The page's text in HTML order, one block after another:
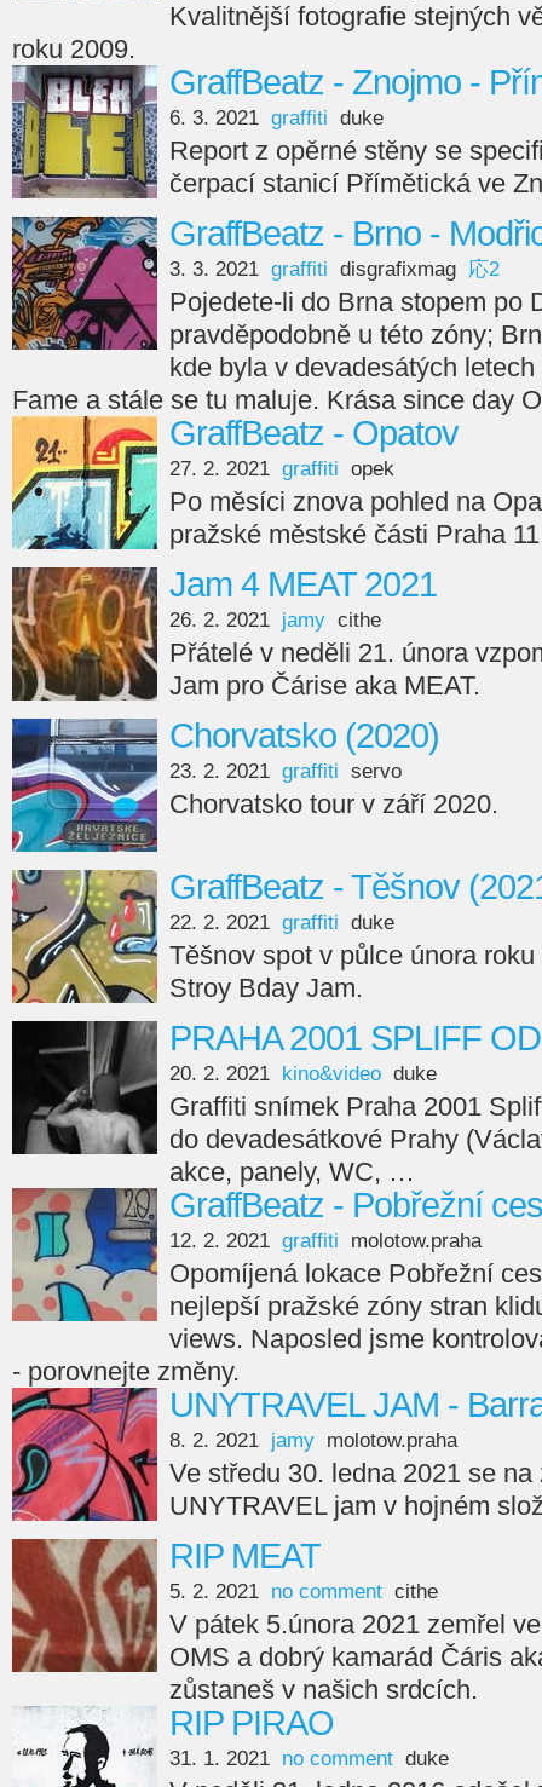
Kvalitnější fotografie stejných
roku 2009.
GraffBeatz - Znojmo -
6. 3. 2021 graffiti duke
Report z opěrné stěny se
čerpací stanicí Přímětická ve
GraffBeatz - Brno -
3. 3. 2021 graffiti disgrafixmag 応2
Pojedete-li do Brna stopem po
pravděpodobně u této zóny;
kde byla v devadesátých
Fame a stále se tu maluje. Krása since day
GraffBeatz - Opatov
27. 2. 2021 graffiti opek
Po měsíci znova pohled na
pražské městské části Praha
Jam 4 MEAT 2021
26. 2. 2021 jamy cithe
Přátelé v neděli 21. února
Jam pro Čárise aka MEAT.
Chorvatsko (2020)
23. 2. 2021 graffiti servo
Chorvatsko tour v září 2020.
GraffBeatz - Těšnov
22. 2. 2021 graffiti duke
Těšnov spot v půlce února
Stroy Bday Jam.
PRAHA 2001 SPLIFF
20. 2. 2021 kino&video duke
Graffiti snímek Praha 2001
do devadesátkové Prahy
akce, panely, WC, …
GraffBeatz - Pobřežní
12. 2. 2021 graffiti molotow.praha
Opomíjená lokace Pobřežní
nejlepší pražské zóny stran
views. Naposled jsme
- porovnejte změny.
UNYTRAVEL JAM -
8. 2. 2021 jamy molotow.praha
Ve středu 30. ledna 2021 se
UNYTRAVEL jam v hojném
RIP MEAT
5. 2. 2021 no comment cithe
V pátek 5.února 2021 zemřel
OMS a dobrý kamarád Čáris
zůstaneš v našich srdcích.
RIP PIRAO
31. 1. 2021 no comment duke